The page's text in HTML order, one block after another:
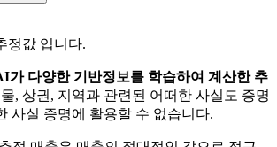
정값 입니다.
가 다양한 기반정보를 학습하여 계산한 추
, 상권, 지역과 관련된 어떠한 사실도 증명
사실 증명에 활용할 수 없습니다.